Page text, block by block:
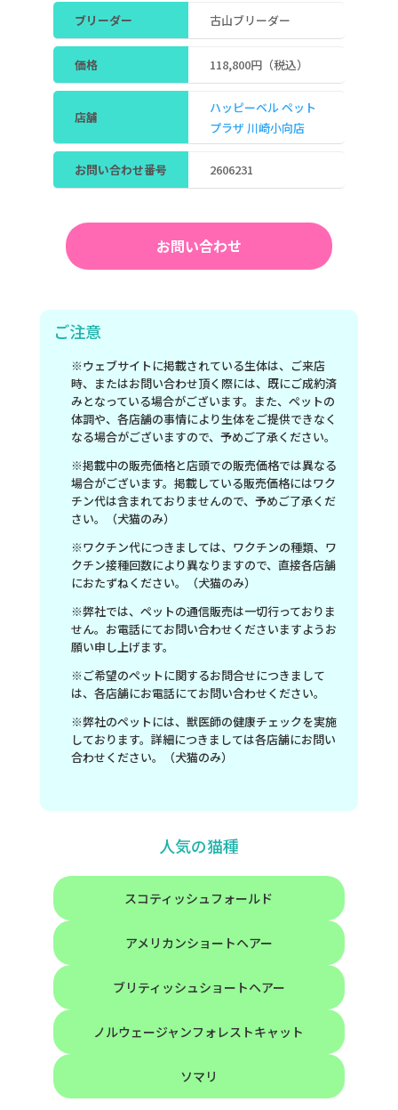
ブリーダー 古山ブリーダー
価格 118,800円（税込）
店舗
ハッピーベル ペット
プラザ 川崎小向店
お問い合わせ番号 2606231
お問い合わせ
ご注意
※ウェブサイトに掲載されている生体は、ご来店
時、またはお問い合わせ頂く際には、既にご成約済
みとなっている場合がございます。また、ペットの
体調や、各店舗の事情により生体をご提供できなく
なる場合がございますので、予めご了承ください。
※掲載中の販売価格と店頭での販売価格では異なる
場合がございます。掲載している販売価格にはワク
チン代は含まれておりませんので、予めご了承くだ
さい。（犬猫のみ）
※ワクチン代につきましては、ワクチンの種類、ワ
クチン接種回数により異なりますので、直接各店舗
におたずねください。（犬猫のみ）
※弊社では、ペットの通信販売は一切行っておりま
せん。お電話にてお問い合わせくださいますようお
願い申し上げます。
※ご希望のペットに関するお問合せにつきまして
は、各店舗にお電話にてお問い合わせください。
※弊社のペットには、獣医師の健康チェックを実施
しております。詳細につきましては各店舗にお問い
合わせください。（犬猫のみ）
人気の猫種
スコティッシュフォールド
アメリカンショートヘアー
ブリティッシュショートヘアー
ノルウェージャンフォレストキャット
ソマリ